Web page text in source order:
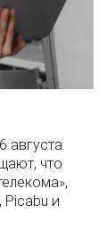
что
Picabu и